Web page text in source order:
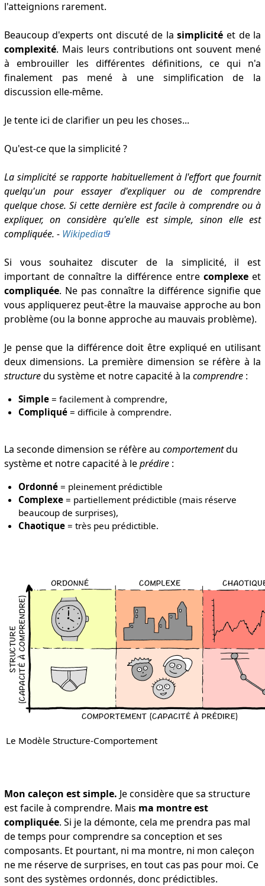
l'atteignions rarement.
Beaucoup d'experts ont discuté de lasimplicité et de la
complexité. Mais leurs contributions ont souvent mené
à embrouiller les différentes définitions, ce qui n'a
finalement pas mené à une simplification de la
discussion elle-même.
Je tente ici de clarifier un peu les choses...
Qu'est-ce que la simplicité ?
La simplicité se rapporte habituellement à l'effort que fournit
quelqu'un pour essayer d'expliquer ou de comprendre
quelque chose. Si cette dernière est facile à comprendre ou à
expliquer, on considère qu'elle est simple, sinon elle est
compliquée. - Wikipedia
Si vous souhaitez discuter de la simplicité, il est
important de connaître la différence entre complexeet
compliquée. Ne pas connaître la différence signifie que
vous appliquerez peut-être la mauvaise approche au bon
problème (ou la bonne approche au mauvais problème).
Je pense que la différence doit être expliqué en utilisant
deux dimensions. La première dimension se réfère à la
structuredu système et notre capacité à la comprendre:
Simple = facilement à comprendre,
Compliqué = difficile à comprendre.
La seconde dimension se réfère au comportementdu
système et notre capacité à leprédire:
Ordonné = pleinement prédictible
Complexe = partiellement prédictible (mais réserve
beaucoup de surprises),
Chaotique = très peu prédictible.
Le Modèle Structure-Comportement
Mon caleçon est simple. Je considère que sa structure
est facile à comprendre. Mais ma montre est
compliquée. Si je la démonte, cela me prendra pas mal
de temps pour comprendre sa conception et ses
composants. Et pourtant, ni ma montre, ni mon caleçon
ne me réserve de surprises, en tout cas pas pour moi. Ce
sont des systèmes ordonnés, donc prédictibles.